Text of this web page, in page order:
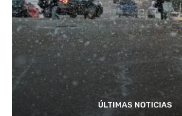
ÚLTIMAS NOTICIAS